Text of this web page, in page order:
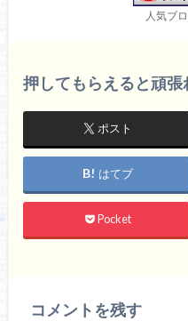
人気ブ
押してもらえると頑張
ポスト
はてブ
Pocket
コメントを残す